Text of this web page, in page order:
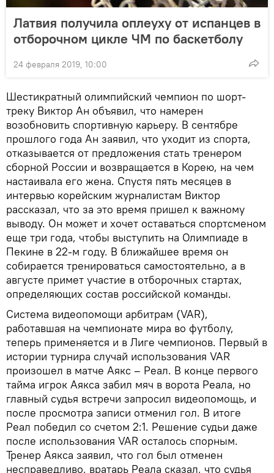
Латвия получила оплеуху от испанцев в
отборочном цикле ЧМ по баскетболу
24 февраля 2019, 10:00
Шестикратный олимпийский чемпион по шорт-
треку Виктор Ан объявил, что намерен
возобновить спортивную карьеру. В сентябре
прошлого года Ан заявил, что уходит из спорта,
отказывается от предложения стать тренером
сборной России и возвращается в Корею, на чем
настаивала его жена. Спустя пять месяцев в
интервью корейским журналистам Виктор
рассказал, что за это время пришел к важному
выводу. Он может и хочет оставаться спортсменом
еще три года, чтобы выступить на Олимпиаде в
Пекине в 22-м году. В ближайшее время он
собирается тренироваться самостоятельно, а в
августе примет участие в отборочных стартах,
определяющих состав российской команды.
Система видеопомощи арбитрам (VAR),
работавшая на чемпионате мира во футболу,
теперь применяется и в Лиге чемпионов. Первый в
истории турнира случай использования VAR
произошел в матче Аякс – Реал. В конце первого
тайма игрок Аякса забил мяч в ворота Реала, но
главный судья встречи запросил видеопомощь, и
после просмотра записи отменил гол. В итоге
Реал победил со счетом 2:1. Решение судьи даже
после использования VAR осталось спорным.
Тренер Аякса заявил, что гол был отменен
несправедливо, вратарь Реала сказал, что судья